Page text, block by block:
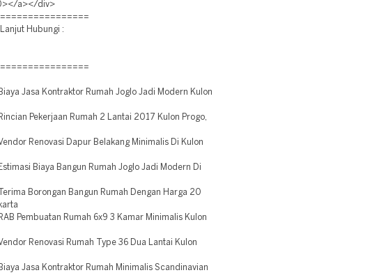
a></div>
Hubungi :
Jasa Kontraktor Rumah Joglo Jadi Modern Kulon
Pekerjaan Rumah 2 Lantai 2017 Kulon Progo,
Renovasi Dapur Belakang Minimalis Di Kulon
Biaya Bangun Rumah Joglo Jadi Modern Di
Borongan Bangun Rumah Dengan Harga 20
Pembuatan Rumah 6x9 3 Kamar Minimalis Kulon
Renovasi Rumah Type 36 Dua Lantai Kulon
Jasa Kontraktor Rumah Minimalis Scandinavian